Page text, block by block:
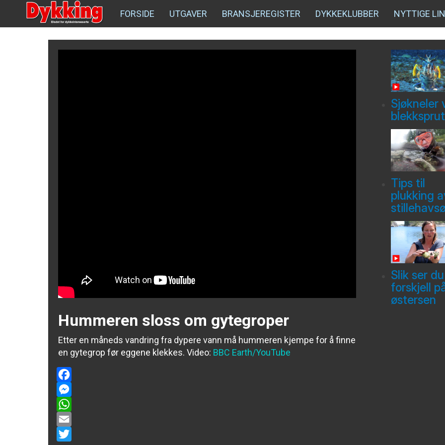
FORSIDE UTGAVER BRANSJEREGISTER DYKKEKLUBBER NYTTIGE
Hummeren sloss om gytegroper
Etter en måneds vandring fra dypere vann må hummeren kjempe for å finne
en gytegrop før eggene klekkes. Video: BBC Earth/YouTube
Facebook
Messenger
WhatsApp
Email
Sjøkneler
blekksprut
Tips til
plukking
Slik ser du
forskjell
østersen